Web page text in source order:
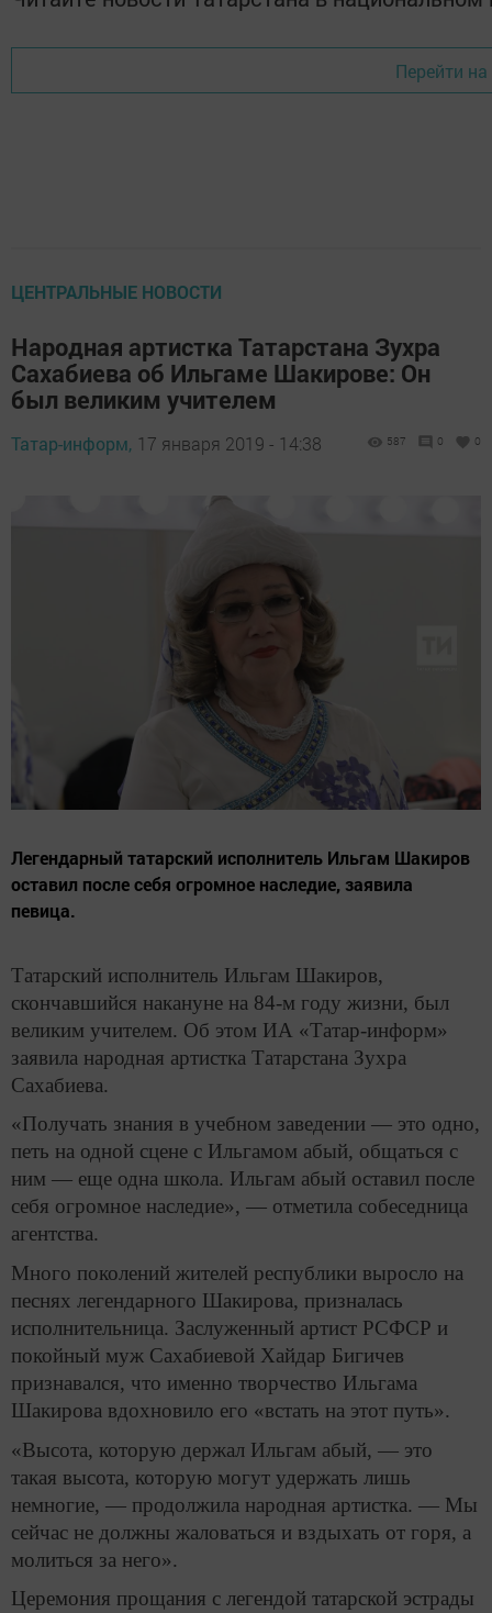
Перейти
ЦЕНТРАЛЬНЫЕ НОВОСТИ
Народная артистка Татарстана Зухра
Сахабиева об Ильгаме Шакирове: Он
был великим учителем
Татар-информ, 17 января 2019 - 14:38 587 0 0
Легендарный татарский исполнитель Ильгам Шакиров
оставил после себя огромное наследие, заявила
певица.
Татарский исполнитель Ильгам Шакиров,
скончавшийся накануне на 84-м году жизни, был
великим учителем. Об этом ИА «Татар-информ»
заявила народная артистка Татарстана Зухра
Сахабиева.
«Получать знания в учебном заведении — это одно,
петь на одной сцене с Ильгамом абый, общаться с
ним — еще одна школа. Ильгам абый оставил после
себя огромное наследие», — отметила собеседница
агентства.
Много поколений жителей республики выросло на
песнях легендарного Шакирова, призналась
исполнительница. Заслуженный артист РСФСР и
покойный муж Сахабиевой Хайдар Бигичев
признавался, что именно творчество Ильгама
Шакирова вдохновило его «встать на этот путь».
«Высота, которую держал Ильгам абый, — это
такая высота, которую могут удержать лишь
немногие, — продолжила народная артистка. — Мы
сейчас не должны жаловаться и вздыхать от горя, а
молиться за него».
Церемония прощания с легендой татарской эстрады